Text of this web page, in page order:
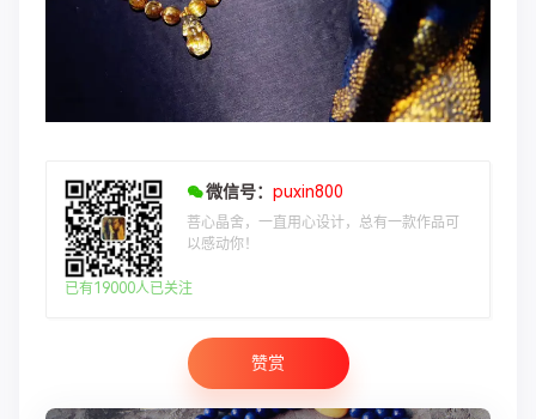
微信号： puxin800
菩心晶舍，一直用心设计，总有一款作品可
以感动你！
已有19000人已关注
赞赏